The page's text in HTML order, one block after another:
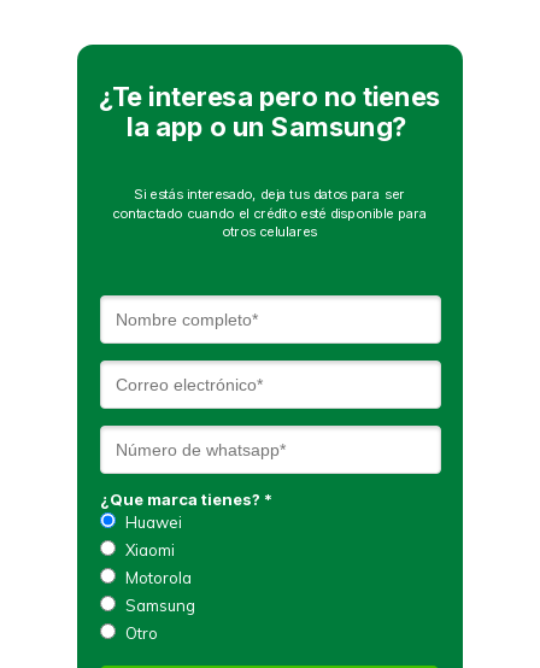
Si estás interesado, deja tus datos para ser
contactado cuando el crédito esté disponible para
otros celulares
¿Te interesa pero no tienes
la app o un Samsung?
¿Que marca tienes? *
Huawei
Xiaomi
Motorola
Samsung
Otro